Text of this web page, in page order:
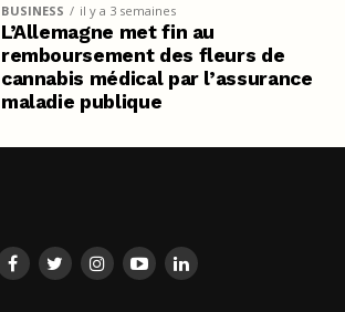
BUSINESS il y a 3 semaines
L’Allemagne met fin au
remboursement des fleurs de
cannabis médical par l’assurance
maladie publique